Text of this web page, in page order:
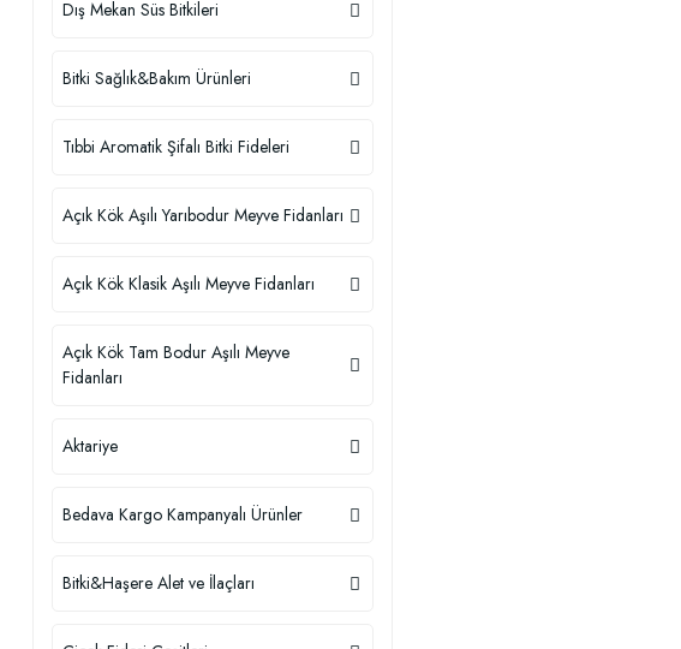
Dış Mekan Süs Bitkileri
Bitki Sağlık&Bakım Ürünleri
Tıbbi Aromatik Şifalı Bitki Fideleri
Açık Kök Aşılı Yarıbodur Meyve Fidanları
Açık Kök Klasik Aşılı Meyve Fidanları
Açık Kök Tam Bodur Aşılı Meyve
Fidanları
Aktariye
Bedava Kargo Kampanyalı Ürünler
Bitki&Haşere Alet ve İlaçları